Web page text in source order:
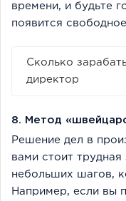
времени, и будьте
появится
Сколько
директор
8. Метод
Решение дел в
вами стоит
небольших шагов,
Например, если вы